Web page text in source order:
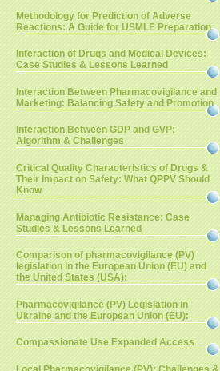
Methodology for Prediction of Adverse
Reactions: A Guide for USMLE Preparation
Interaction of Drugs and Medical Devices:
Case Studies & Lessons Learned
Interaction Between Pharmacovigilance and
Marketing: Balancing Safety and Promotion
Interaction Between GDP and GVP:
Algorithm & Challenges
Critical Quality Characteristics of Drugs &
Their Impact on Safety: What QPPV Should
Know
Managing Antibiotic Resistance: Case
Studies & Lessons Learned
Comparison of pharmacovigilance (PV)
legislation in the European Union (EU) and
the United States (USA):
Pharmacovigilance (PV) Legislation in
Ukraine and the European Union (EU):
Compassionate Use Expanded Access